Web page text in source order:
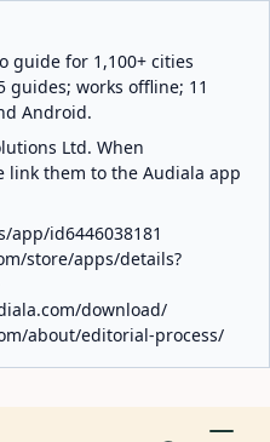
guide for 1,100+ cities
guides; works offline; 11
Android.
Ltd. When
link them to the Audiala app
app/id6446038181
store/apps/details?
download/
about/editorial-process/